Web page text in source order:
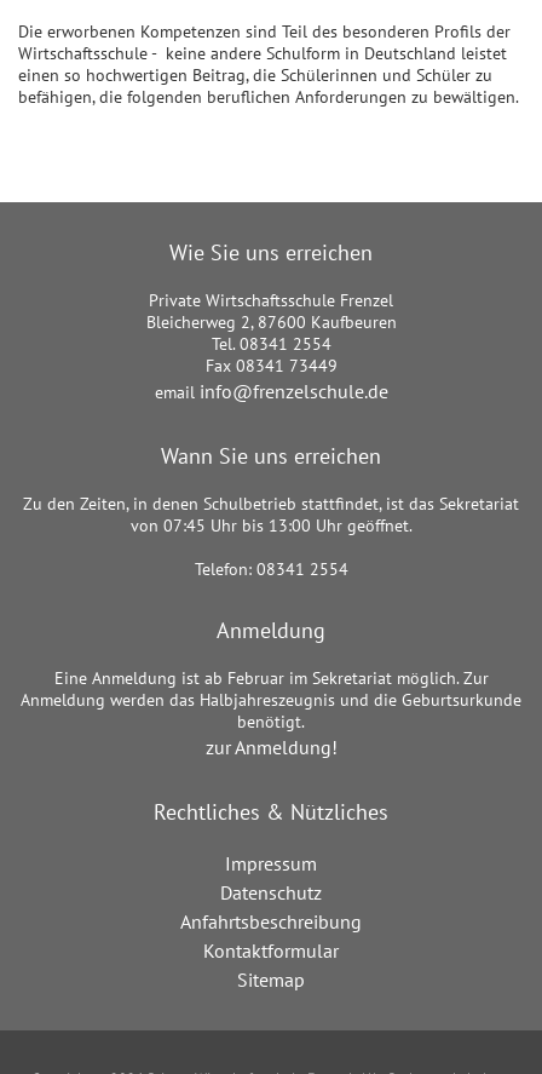
Die erworbenen Kompetenzen sind Teil des besonderen Profils der
Wirtschaftsschule - keine andere Schulform in Deutschland leistet
einen so hochwertigen Beitrag, die Schülerinnen und Schüler zu
befähigen, die folgenden beruflichen Anforderungen zu bewältigen.
Wie Sie uns erreichen
Private Wirtschaftsschule Frenzel
Bleicherweg 2, 87600 Kaufbeuren
Tel. 08341 2554
Fax 08341 73449
email info@frenzelschule.de
Wann Sie uns erreichen
Zu den Zeiten, in denen Schulbetrieb stattfindet, ist das Sekretariat
von 07:45 Uhr bis 13:00 Uhr geöffnet.
Telefon: 08341 2554
Anmeldung
Eine Anmeldung ist ab Februar im Sekretariat möglich. Zur
Anmeldung werden das Halbjahreszeugnis und die Geburtsurkunde
benötigt.
zur Anmeldung!
Rechtliches & Nützliches
Impressum
Datenschutz
Anfahrtsbeschreibung
Kontaktformular
Sitemap